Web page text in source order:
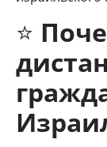
⭐